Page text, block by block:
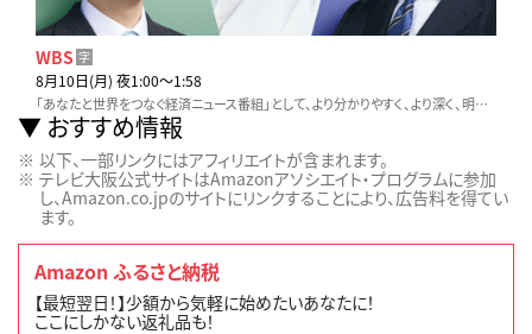
WBS 字
8月10日(月) 夜1:00〜1:58
「あなたと世界をつなぐ経済ニュース番組」として、より分かりやすく、より深く、明日からの仕事や生活に役立つ情報をお伝えします。
おすすめ情報
以下、一部リンクにはアフィリエイトが含まれます。
テレビ大阪公式サイトはAmazonアソシエイト・プログラムに参加
し、Amazon.co.jpのサイトにリンクすることにより、広告料を得てい
ます。
Amazon ふるさと納税
【最短翌日！】少額から気軽に始めたいあなたに！
ここにしかない返礼品も！